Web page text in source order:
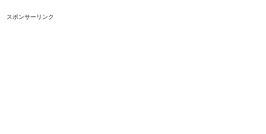
スポンサーリンク